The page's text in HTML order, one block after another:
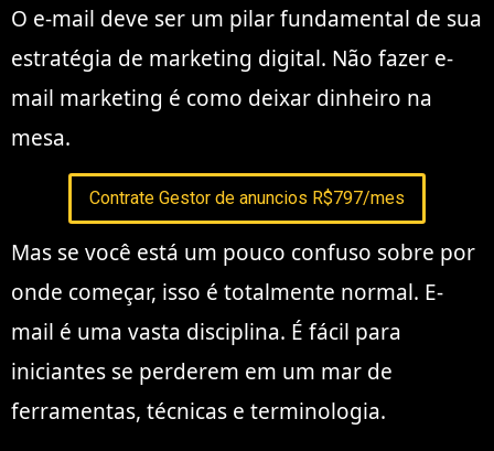
O e-mail deve ser um pilar fundamental de sua
estratégia de marketing digital. Não fazer e-
mail marketing é como deixar dinheiro na
mesa.
Contrate Gestor de anuncios R$797/mes
Mas se você está um pouco confuso sobre por
onde começar, isso é totalmente normal. E-
mail é uma vasta disciplina. É fácil para
iniciantes se perderem em um mar de
ferramentas, técnicas e terminologia.